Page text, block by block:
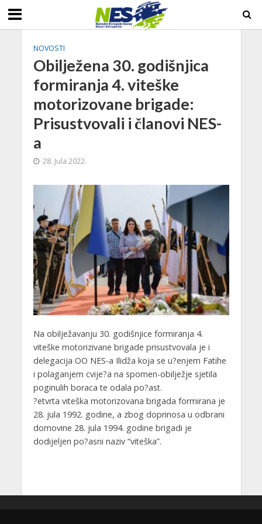
NOVOSTI
Obilježena 30. godišnjica
formiranja 4. viteške
motorizovane brigade:
Prisustvovali i članovi NES-
a
28. Jula 2022.
Na obilježavanju 30. godišnjice formiranja 4.
viteške motorizivane brigade prisustvovala je i
delegacija OO NES-a Ilidža koja se u?enjem Fatihe
i polaganjem cvije?a na spomen-obilježje sjetila
poginulih boraca te odala po?ast.
?etvrta viteška motorizovana brigada formirana je
28. jula 1992. godine, a zbog doprinosa u odbrani
domovine 28. jula 1994. godine brigadi je
dodijeljen po?asni naziv “viteška”.